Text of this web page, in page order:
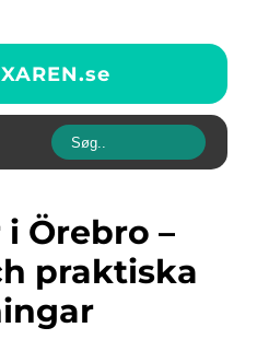
se
praktiska